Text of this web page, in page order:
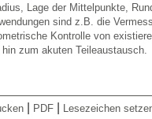
Lage der Mittelpunkte,
sind z.B. die
Kontrolle von
hin zum akuten Teileaustausch.
PDF Lesezeichen